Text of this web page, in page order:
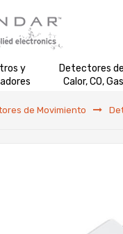
y
Detectores
Calor, CO,
de Movimiento